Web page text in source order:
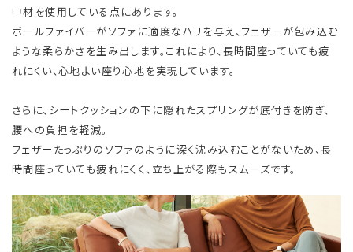
中材を使用している点にあります。
ボールファイバーがソファに適度なハリを与え、フェザーが包み込む
ような柔らかさを生み出します。これにより、長時間座っていても疲
れにくい、心地よい座り心地を実現しています。
さらに、シートクッションの下に隠れたスプリングが底付きを防ぎ、
腰への負担を軽減。
フェザーたっぷりのソファのように深く沈み込むことがないため、長
時間座っていても疲れにくく、立ち上がる際もスムーズです。